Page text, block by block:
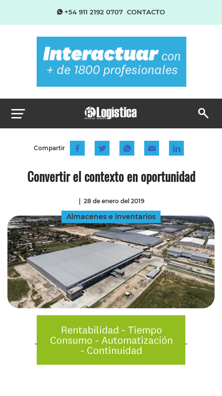
+54 911 2192 0707 CONTACTO
Compartir
Convertir el contexto en oportunidad
| 28 de enero del 2019
Almacenes e inventarios